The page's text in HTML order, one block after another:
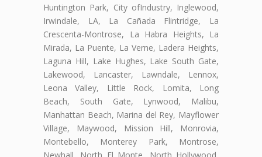
Huntington Park, City ofIndustry, Inglewood,
Irwindale, LA, La Cañada Flintridge, La
Crescenta-Montrose, La Habra Heights, La
Mirada, La Puente, La Verne, Ladera Heights,
Laguna Hill, Lake Hughes, Lake South Gate,
Lakewood, Lancaster, Lawndale, Lennox,
Leona Valley, Little Rock, Lomita, Long
Beach, South Gate, Lynwood, Malibu,
Manhattan Beach, Marina del Rey, Mayflower
Village, Maywood, Mission Hill, Monrovia,
Montebello, Monterey Park, Montrose,